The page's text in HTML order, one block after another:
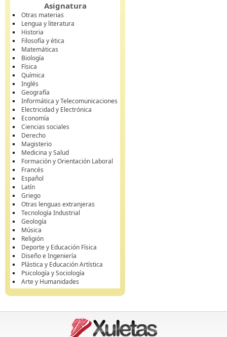
Asignatura
Otras materias
Lengua y literatura
Historia
Filosofía y ética
Matemáticas
Biología
Física
Química
Inglés
Geografía
Informática y Telecomunicaciones
Electricidad y Electrónica
Economía
Ciencias sociales
Derecho
Magisterio
Medicina y Salud
Formación y Orientación Laboral
Francés
Español
Latín
Griego
Otras lenguas extranjeras
Tecnología Industrial
Geología
Música
Religión
Deporte y Educación Física
Diseño e Ingeniería
Plástica y Educación Artística
Psicología y Sociología
Arte y Humanidades